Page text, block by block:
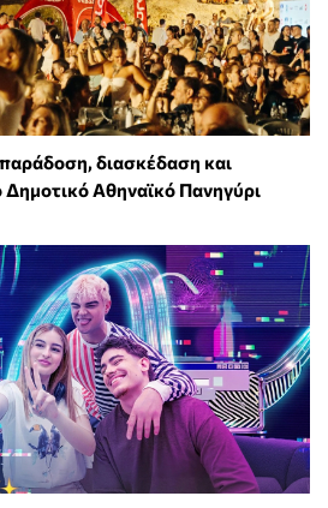
διασκέδαση και
Αθηναϊκό Πανηγύρι